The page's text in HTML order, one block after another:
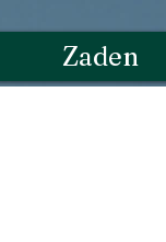
Zaden